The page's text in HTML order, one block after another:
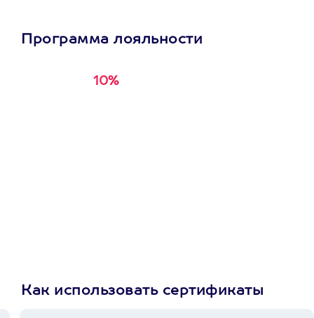
Программа лояльности
10%
Как использовать сертификаты